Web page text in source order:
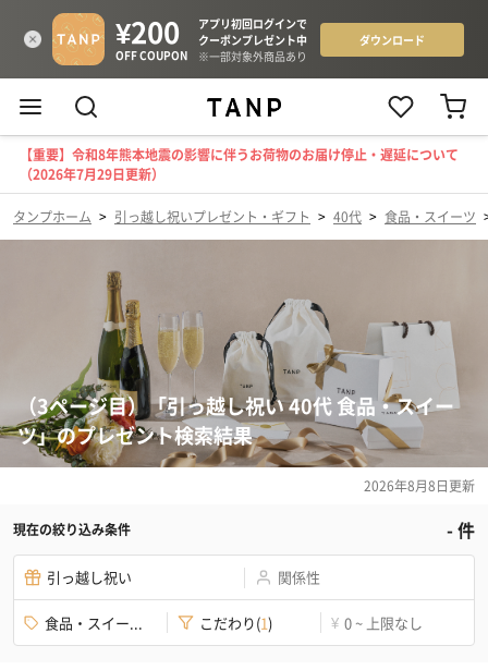
【重要】令和8年熊本地震の影響に伴うお荷物のお届け停止・遅延について
（2026年7月29日更新）
タンプホーム > 引っ越し祝いプレゼント・ギフト > 40代 > 食品・スイーツ
（3ページ目）「引っ越し祝い 40代 食品・スイー
ツ」のプレゼント検索結果
2026年8月8日更新
現在の絞り込み条件 -件
引っ越し祝い 関係性
食品・スイー... こだわり(1) ¥ 0 ~ 上限なし